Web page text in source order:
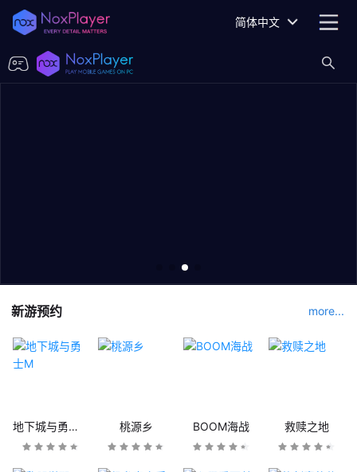
简体中文
新游预约 more...
地下城与勇士M 桃源乡 BOOM海战 救赎之地